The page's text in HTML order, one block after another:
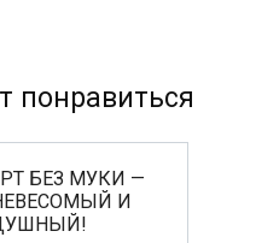
понравиться
БЕЗ МУКИ —
И